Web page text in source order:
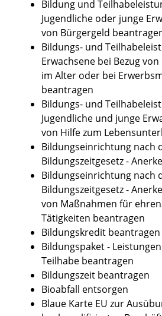
Bildung und
Jugendliche oder junge
von Bürgergeld
Bildungs- und
Erwachsene bei Bezug
im Alter oder bei
beantragen
Bildungs- und
Jugendliche und junge
von Hilfe zum
Bildungseinrichtung nach
Bildungszeitgesetz -
Bildungseinrichtung nach
Bildungszeitgesetz -
von Maßnahmen für
Tätigkeiten beantragen
Bildungskredit beantragen
Bildungspaket -
Teilhabe beantragen
Bildungszeit beantragen
Bioabfall entsorgen
Blaue Karte EU zur